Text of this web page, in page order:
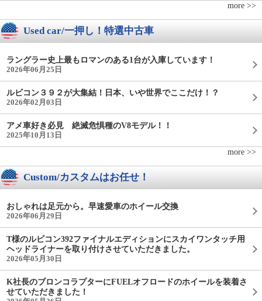
more >>
Used car/一押し！特選中古車
ラングラー史上最もロマンのある1台が入庫しています！
2026年06月25日
ルビコン３９２が大集結！日本、いや世界でここだけ！？
2026年02月03日
アメ車好き必見 絶滅危惧種のV8モデル！！
2025年10月13日
more >>
Custom/カスタムはお任せ！
おしゃれは足元から。早速愛車のホイール交換
2026年06月29日
T様のルビコン392ファイナルエディションにスカイワンタッチ用
ヘッドライナーを取り付けさせていただきました。
2026年05月30日
K社長のブロンコラプターにFUELオフロードのホイールを装着さ
せていただきました！